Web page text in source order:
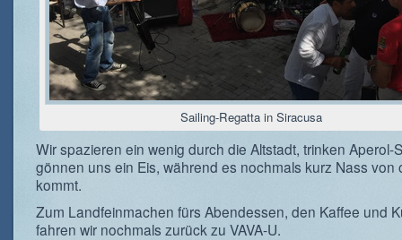
Sailing-Regatta in Siracusa
Wir spazieren ein wenig durch die Altstadt, trinken Aperol-
gönnen uns ein Eis, während es nochmals kurz Nass von
kommt.
Zum Landfeinmachen fürs Abendessen, den Kaffee und
fahren wir nochmals zurück zu VAVA-U.